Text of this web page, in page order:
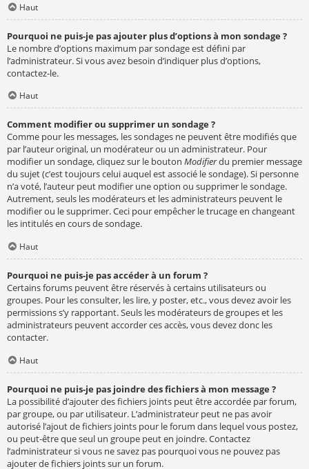
Haut
Pourquoi ne puis-je pas ajouter plus d’options à mon sondage ?
Le nombre d’options maximum par sondage est défini par
l’administrateur. Si vous avez besoin d’indiquer plus d’options,
contactez-le.
Haut
Comment modifier ou supprimer un sondage ?
Comme pour les messages, les sondages ne peuvent être modifiés que
par l’auteur original, un modérateur ou un administrateur. Pour
modifier un sondage, cliquez sur le bouton Modifierdu premier message
du sujet (c’est toujours celui auquel est associé le sondage). Si personne
n’a voté, l’auteur peut modifier une option ou supprimer le sondage.
Autrement, seuls les modérateurs et les administrateurs peuvent le
modifier ou le supprimer. Ceci pour empêcher le trucage en changeant
les intitulés en cours de sondage.
Haut
Pourquoi ne puis-je pas accéder à un forum ?
Certains forums peuvent être réservés à certains utilisateurs ou
groupes. Pour les consulter, les lire, y poster, etc., vous devez avoir les
permissions s’y rapportant. Seuls les modérateurs de groupes et les
administrateurs peuvent accorder ces accès, vous devez donc les
contacter.
Haut
Pourquoi ne puis-je pas joindre des fichiers à mon message ?
La possibilité d’ajouter des fichiers joints peut être accordée par forum,
par groupe, ou par utilisateur. L’administrateur peut ne pas avoir
autorisé l’ajout de fichiers joints pour le forum dans lequel vous postez,
ou peut-être que seul un groupe peut en joindre. Contactez
l’administrateur si vous ne savez pas pourquoi vous ne pouvez pas
ajouter de fichiers joints sur un forum.